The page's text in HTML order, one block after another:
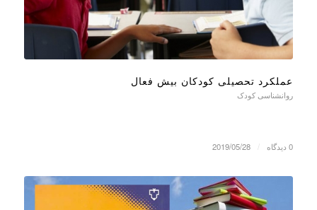
عملکرد تحصیلی کودکان بیش فعال
روانشناسی کودک
0 دیدگاه 2019/05/28